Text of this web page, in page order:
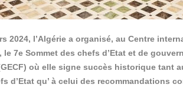
2024, l’Algérie a organisé, au Centre
le 7e Sommet des chefs d’Etat et de
où elle signe succès historique tant
d’Etat qu’ à celui des recommandations